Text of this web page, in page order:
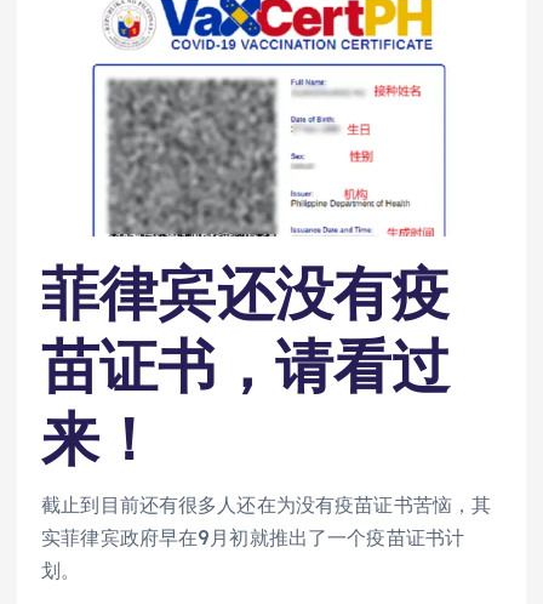
菲律宾还没有疫
苗证书，请看过
来！
截止到目前还有很多人还在为没有疫苗证书苦恼，其
实菲律宾政府早在9月初就推出了一个疫苗证书计
划。